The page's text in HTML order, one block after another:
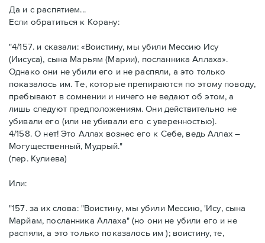
Да и с распятием...
Если обратиться к Корану:
"4/157. и сказали: «Воистину, мы убили Мессию Ису
(Иисуса), сына Марьям (Марии), посланника Аллаха».
Однако они не убили его и не распяли, а это только
показалось им. Те, которые препираются по этому поводу,
пребывают в сомнении и ничего не ведают об этом, а
лишь следуют предположениям. Они действительно не
убивали его (или не убивали его с уверенностью).
4/158. О нет! Это Аллах вознес его к Себе, ведь Аллах –
Могущественный, Мудрый."
(пер. Кулиева)
Или:
"157. за их слова: "Воистину, мы убили Мессию, 'Ису, сына
Марйам, посланника Аллаха" (но они не убили его и не
распяли, а это только показалось им ); воистину, те,